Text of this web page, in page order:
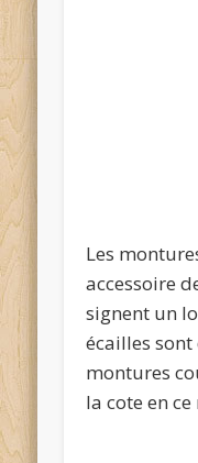
Les
accessoire
signent un
écailles sont
montures
la cote en